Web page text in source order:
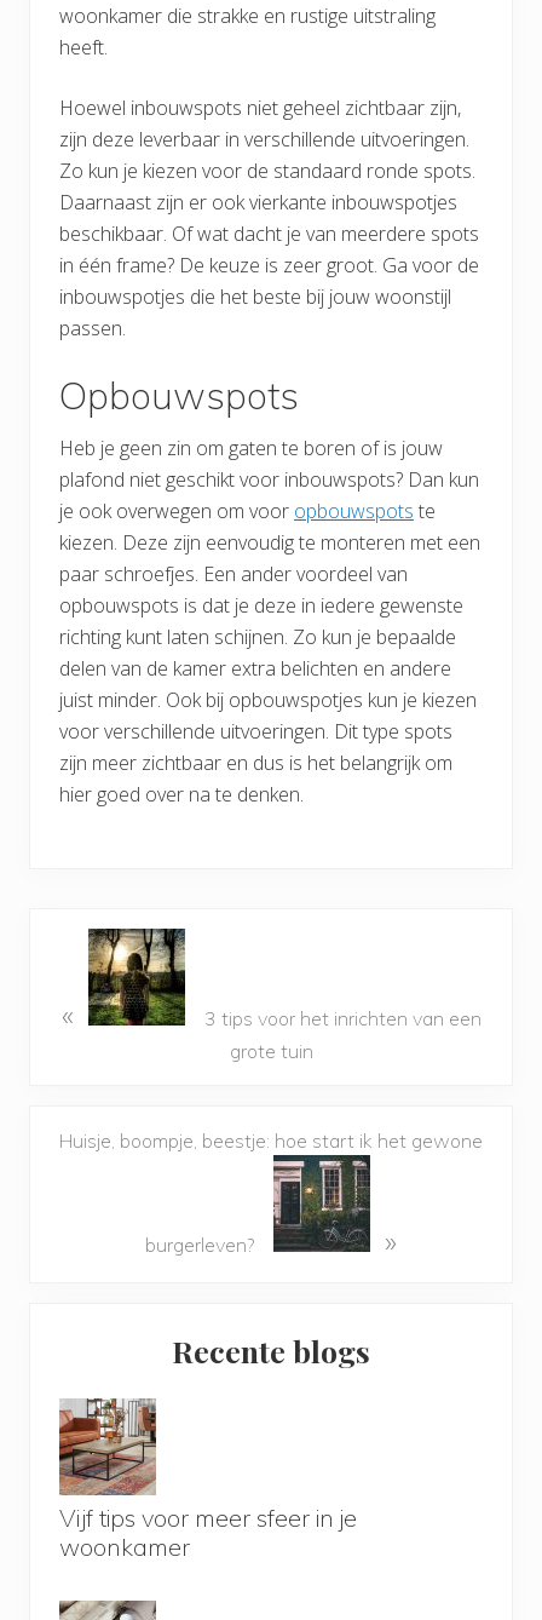
woonkamer die strakke en rustige uitstraling
heeft.
Hoewel inbouwspots niet geheel zichtbaar zijn,
zijn deze leverbaar in verschillende uitvoeringen.
Zo kun je kiezen voor de standaard ronde spots.
Daarnaast zijn er ook vierkante inbouwspotjes
beschikbaar. Of wat dacht je van meerdere spots
in één frame? De keuze is zeer groot. Ga voor de
inbouwspotjes die het beste bij jouw woonstijl
passen.
Opbouwspots
Heb je geen zin om gaten te boren of is jouw
plafond niet geschikt voor inbouwspots? Dan kun
je ook overwegen om voor opbouwspots te
kiezen. Deze zijn eenvoudig te monteren met een
paar schroefjes. Een ander voordeel van
opbouwspots is dat je deze in iedere gewenste
richting kunt laten schijnen. Zo kun je bepaalde
delen van de kamer extra belichten en andere
juist minder. Ook bij opbouwspotjes kun je kiezen
voor verschillende uitvoeringen. Dit type spots
zijn meer zichtbaar en dus is het belangrijk om
hier goed over na te denken.
«
3 tips voor het inrichten van een
grote tuin
Huisje, boompje, beestje: hoe start ik het gewone
burgerleven? »
Recente blogs
Vijf tips voor meer sfeer in je
woonkamer